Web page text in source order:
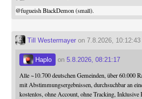
@fugueishBlackDemon (small).
Till Westermayeron 7.8.2026, 10:12:43
Haplo on 5.8.2026, 08:21:17
Alle ~10.700 deutschen Gemeinden, über 60.000
mit Abstimmungsergebnissen, durchsuchbar an
kostenlos, ohne Account, ohne Tracking,